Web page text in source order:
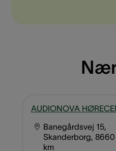
AUDIONOVA
Banegårdsvej 15,
Skanderborg, 8660
km